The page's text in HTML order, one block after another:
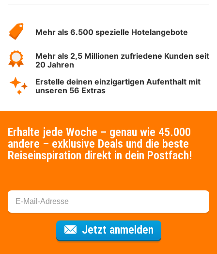
Hotelspecials
Mehr als 6.500 spezielle Hotelangebote
Mehr als 2,5 Millionen zufriedene Kunden seit
20 Jahren
Erstelle deinen einzigartigen Aufenthalt mit
unseren 56 Extras
Erhalte jede Woche – genau wie 45.000
andere – exklusive Deals und die beste
Reiseinspiration direkt in dein Postfach!
Jetzt anmeldenFür den